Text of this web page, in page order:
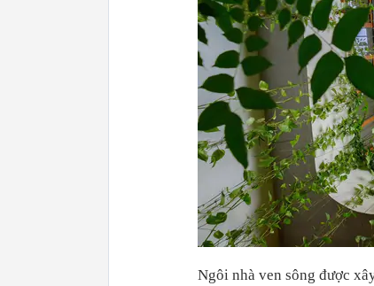
Ngôi nhà ven sông được